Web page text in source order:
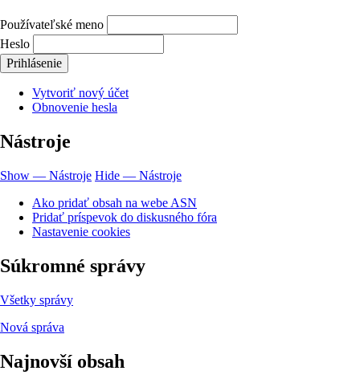
Používateľské meno
Heslo
Vytvoriť nový účet
Obnovenie hesla
Nástroje
Show — Nástroje Hide — Nástroje
Ako pridať obsah na webe ASN
Pridať príspevok do diskusného fóra
Nastavenie cookies
Súkromné správy
Všetky správy
Nová správa
Najnovší obsah